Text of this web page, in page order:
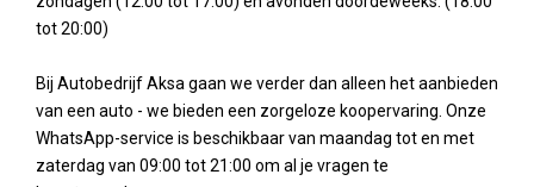
tot 20:00)
Bij Autobedrijf Aksa gaan we verder dan alleen het aanbieden
van een auto - we bieden een zorgeloze koopervaring. Onze
WhatsApp-service is beschikbaar van maandag tot en met
zaterdag van 09:00 tot 21:00 om al je vragen te